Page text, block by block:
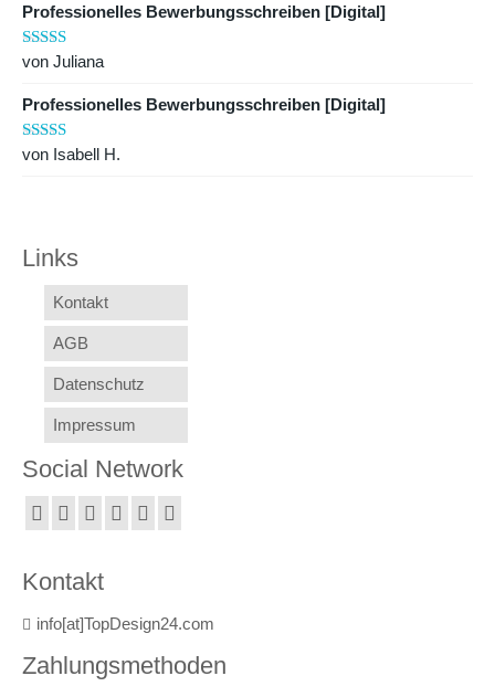
Professionelles Bewerbungsschreiben [Digital]
Bewertet mit
von Juliana
Professionelles Bewerbungsschreiben [Digital]
Bewertet mit
von Isabell H.
Links
Kontakt
AGB
Datenschutz
Impressum
Social Network
Kontakt
info[at]TopDesign24.com
Zahlungsmethoden